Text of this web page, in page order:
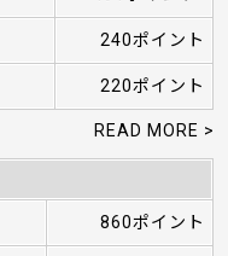
240ポイント
220ポイント
READ MORE >
860ポイント